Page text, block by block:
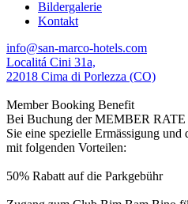
Bildergalerie
Kontakt
info@san-marco-hotels.com
Localitá Cini 31a,
22018 Cima di Porlezza (CO)
Member Booking Benefit
Bei Buchung der MEMBER RATE
Sie eine spezielle Ermässigung
mit folgenden Vorteilen:
50% Rabatt auf die Parkgebühr